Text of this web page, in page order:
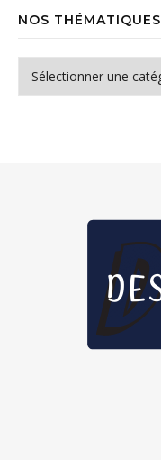
NOS THÉMATIQUES
Nos thématiques